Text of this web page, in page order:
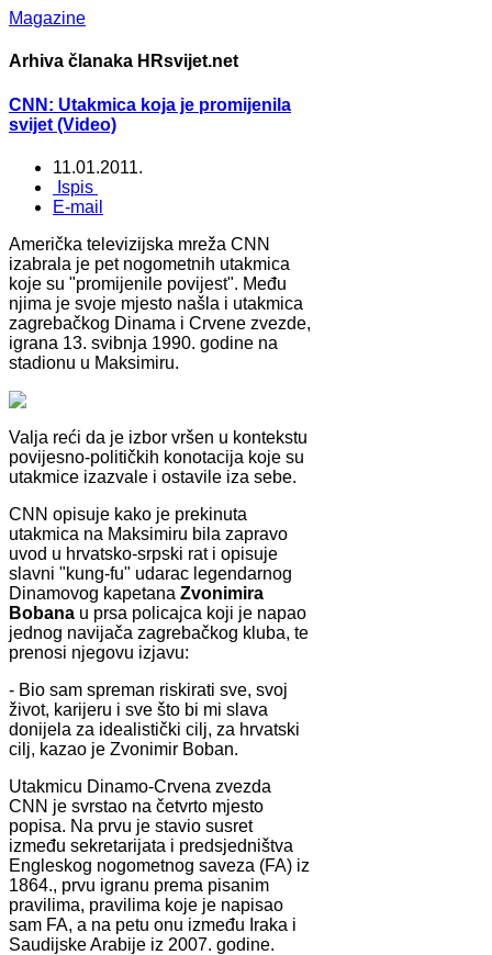
Magazine
Arhiva članaka HRsvijet.net
CNN: Utakmica koja je promijenila
svijet (Video)
11.01.2011.
Ispis
E-mail
Američka televizijska mreža CNN
izabrala je pet nogometnih utakmica
koje su "promijenile povijest". Među
njima je svoje mjesto našla i utakmica
zagrebačkog Dinama i Crvene zvezde,
igrana 13. svibnja 1990. godine na
stadionu u Maksimiru.
Valja reći da je izbor vršen u kontekstu
povijesno-političkih konotacija koje su
utakmice izazvale i ostavile iza sebe.
CNN opisuje kako je prekinuta
utakmica na Maksimiru bila zapravo
uvod u hrvatsko-srpski rat i opisuje
slavni "kung-fu" udarac legendarnog
Dinamovog kapetana Zvonimira
Bobana u prsa policajca koji je napao
jednog navijača zagrebačkog kluba, te
prenosi njegovu izjavu:
- Bio sam spreman riskirati sve, svoj
život, karijeru i sve što bi mi slava
donijela za idealistički cilj, za hrvatski
cilj, kazao je Zvonimir Boban.
Utakmicu Dinamo-Crvena zvezda
CNN je svrstao na četvrto mjesto
popisa. Na prvu je stavio susret
između sekretarijata i predsjedništva
Engleskog nogometnog saveza (FA) iz
1864., prvu igranu prema pisanim
pravilima, pravilima koje je napisao
sam FA, a na petu onu između Iraka i
Saudijske Arabije iz 2007. godine.